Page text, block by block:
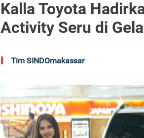
Kalla Toyota
Activity Seru di
Tim SINDOmakassar